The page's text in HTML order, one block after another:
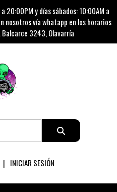
20:00PM y días sábados: 10:00AM a
nosotros vía whatapp en los horarios
3243, Olavarría
INICIAR SESIÓN